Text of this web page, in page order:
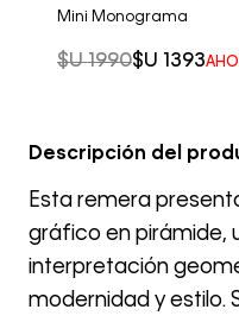
Mini Monograma
$U 1990$U 1393
Descripción del
Esta remera
gráfico en pirámide,
interpretación
modernidad y estilo.